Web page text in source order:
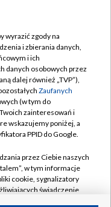
wyrazić zgody na
i zbierania danych,
i ich
danych osobowych przez
dalej również „TVP”),
Zaufanych
(w tym do
zainteresowań i
wskazujemy poniżej, a
PPID do Google.
przez Ciebie naszych
w tym informacje
cookie, sygnalizatory
świadczenie